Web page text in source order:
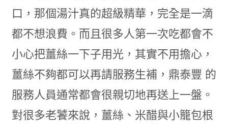
口，那個湯汁真的超級精華，完全是一滴
都不想浪費。而且很多人第一次吃都會不
小心把薑絲一下子用光，其實不用擔心，
薑絲不夠都可以再請服務生補，鼎泰豐 的
服務人員通常都會很親切地再送上一盤。
對很多老饕來說，薑絲、米醋與小籠包根